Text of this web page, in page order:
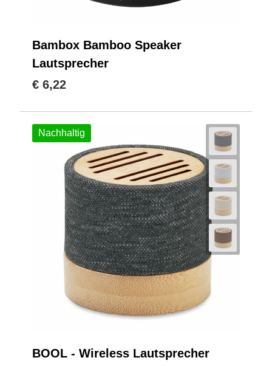
Bambox Bamboo Speaker
Lautsprecher
€ 6,22
Nachhaltig
BOOL - Wireless Lautsprecher